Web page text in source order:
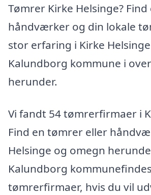
Tømrer Kirke Helsinge?
håndværker og din lokale
stor erfaring i Kirke
Kalundborg kommune i
herunder.
Vi fandt 54 tømrerfirmaer i
Find en tømrer eller
Helsinge og omegn
Kalundborg
tømrerfirmaer, hvis du vil